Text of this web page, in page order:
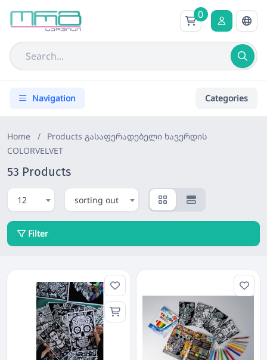
0
Navigation Categories
Home / Products გასაფერადებელი ხავერდის
COLORVELVET
53 Products
12 sorting out
Filter